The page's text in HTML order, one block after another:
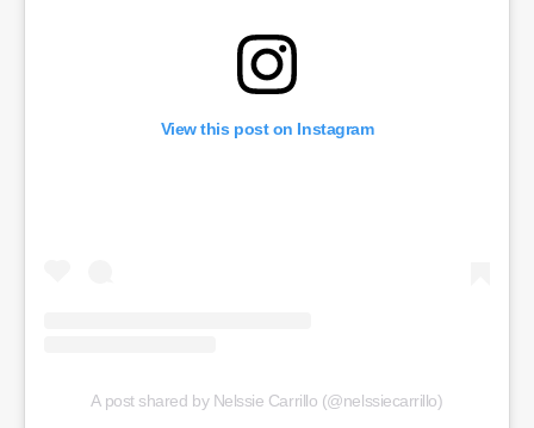
View this post on Instagram
A post shared by Nelssie Carrillo (@nelssiecarrillo)